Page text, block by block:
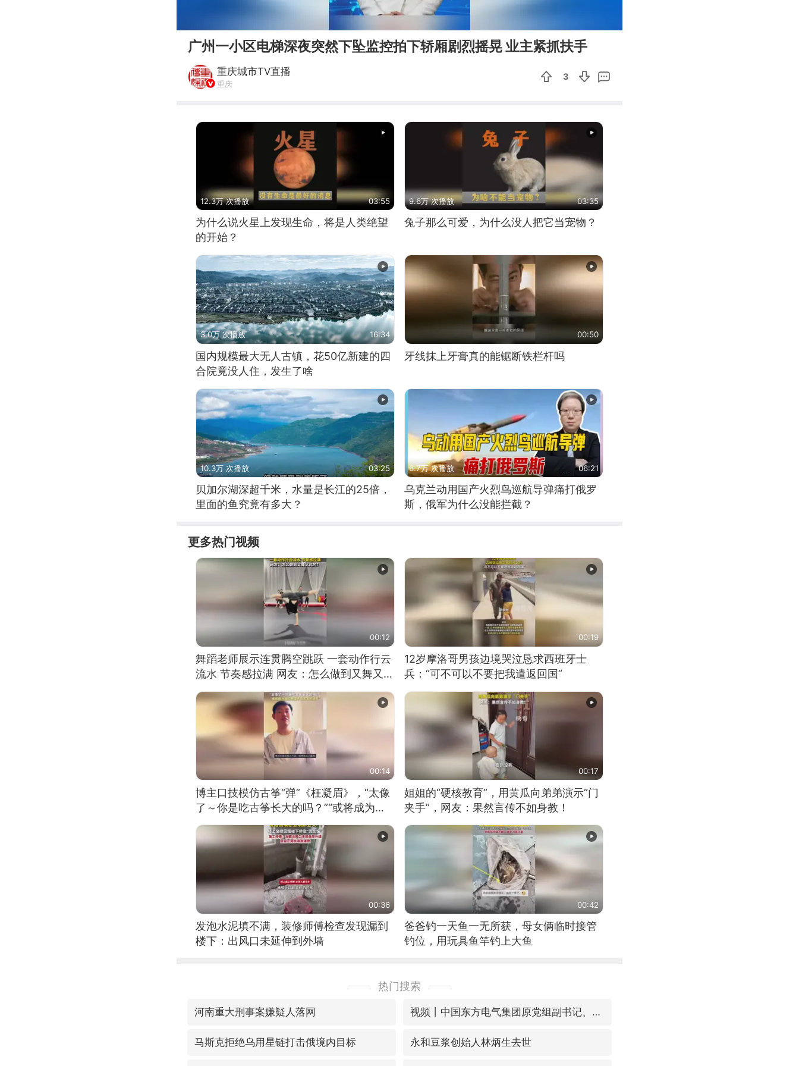
广州一小区电梯深夜突然下坠监控拍下轿厢剧烈摇晃 业主紧抓扶手
重庆城市TV直播
重庆
3
12.3万 次播放 03:55
为什么说火星上发现生命，将是人类绝望
的开始？
9.6万 次播放 03:35
兔子那么可爱，为什么没人把它当宠物？
3.0万 次播放 16:34
国内规模最大无人古镇，花50亿新建的四
合院竟没人住，发生了啥
00:50
牙线抹上牙膏真的能锯断铁栏杆吗
10.3万 次播放 03:25
贝加尔湖深超千米，水量是长江的25倍，
里面的鱼究竟有多大？
6.7万 次播放 06:21
乌克兰动用国产火烈鸟巡航导弹痛打俄罗
斯，俄军为什么没能拦截？
更多热门视频
00:12
舞蹈老师展示连贯腾空跳跃 一套动作行云
流水 节奏感拉满 网友：怎么做到又舞又武
00:19
12岁摩洛哥男孩边境哭泣恳求西班牙士
兵：“可不可以不要把我遣返回国”
00:14
博主口技模仿古筝“弹”《枉凝眉》，“太像
了～你是吃古筝长大的吗？”“或将成为首
位考级不带古筝的选手。”（来源：新华每
00:17
姐姐的“硬核教育”，用黄瓜向弟弟演示“门
夹手”，网友：果然言传不如身教！
00:36
发泡水泥填不满，装修师傅检查发现漏到
楼下：出风口未延伸到外墙
00:42
爸爸钓一天鱼一无所获，母女俩临时接管
钓位，用玩具鱼竿钓上大鱼
热门搜索
河南重大刑事案嫌疑人落网 视频丨中国东方电气集团原党组副书记、董事宋致远被查
马斯克拒绝乌用星链打击俄境内目标 永和豆浆创始人林炳生去世